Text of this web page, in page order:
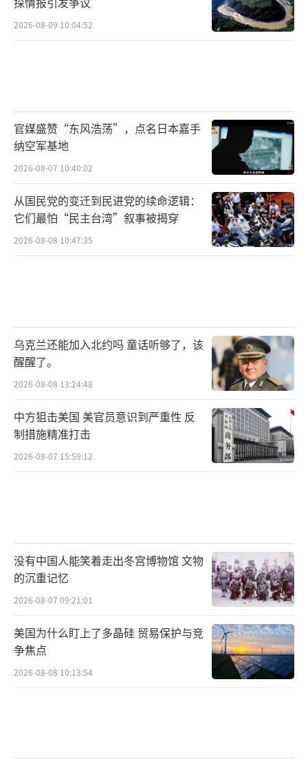
总市值的0.6%。与那些情况相比，这次抛售持
续时间更短，程度也更轻。不过，时机很关
值得注意的是，在过去10次外国投资者抛
售美国股票的情况中，有7次美国股市实际上出
现了上涨。像特斯拉和英伟达这样的科技股仍
处于结构性增长的浪潮中，即便海外资金撤
离，它们或许仍会持续吸引本土资金流入。
摩根大通周五公布的调查显示，市场普遍
发起的贸易战是对美国影响最为负面的政策。
约60%的受访者认为，美国经济增长将停滞，
并且通胀水平将持续高于美联储设定的2%目
标。其中，约20%的受访者预计通胀率将超过
3.5%。
市场也普遍预期美元将走弱，大多数受访
投资者在经济影响和市场反应方面，观点存在
显著差异。
由于10年期美债收益率料不会从当前水平
大幅下降，现金预计仍将保持高价值。超过一
半的受访者认为，到2025年底，10年期美债收
益率将达到或高于4.25%。13%的受访者押注
2026-08-09 10:04:52
官媒盛赞“东风浩荡”，点名日本嘉手
纳空军基地
2026-08-07 10:40:02
从国民党的变迁到民进党的续命逻辑：
它们最怕“民主台湾”叙事被揭穿
2026-08-08 10:47:35
乌克兰还能加入北约吗 童话听够了，该
醒醒了。
2026-08-08 13:24:48
中方狙击美国 美官员意识到严重性 反
制措施精准打击
2026-08-07 15:59:12
没有中国人能笑着走出冬宫博物馆 文物
的沉重记忆
2026-08-07 09:21:01
美国为什么盯上了多晶硅 贸易保护与竞
争焦点
2026-08-08 10:13:54